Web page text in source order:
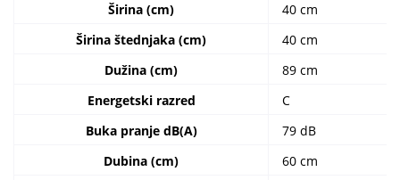
Širina (cm)
40 cm
Širina štednjaka (cm)
40 cm
Dužina (cm)
89 cm
Energetski razred
C
Buka pranje dB(A)
79 dB
Dubina (cm)
60 cm